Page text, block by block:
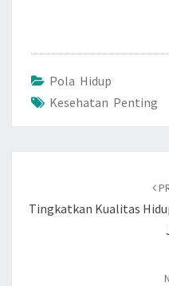
Pola Hidup
Kesehatan Penting
Tingkatkan Kualitas